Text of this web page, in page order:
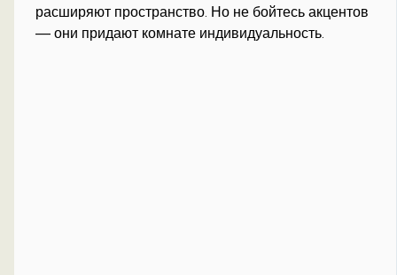
расширяют пространство. Но не бойтесь акцентов
— они придают комнате индивидуальность.